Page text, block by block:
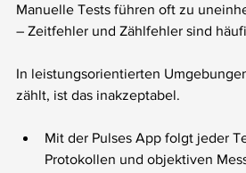
Manuelle Tests führen oft zu
– Zeitfehler und Zählfehler sind
In leistungsorientierten
zählt, ist das inakzeptabel.
Mit der Pulses App folgt jeder
Protokollen und objektiven